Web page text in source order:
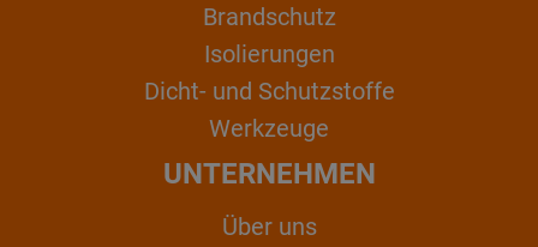
Brandschutz
Isolierungen
Dicht- und Schutzstoffe
Werkzeuge
UNTERNEHMEN
Über uns